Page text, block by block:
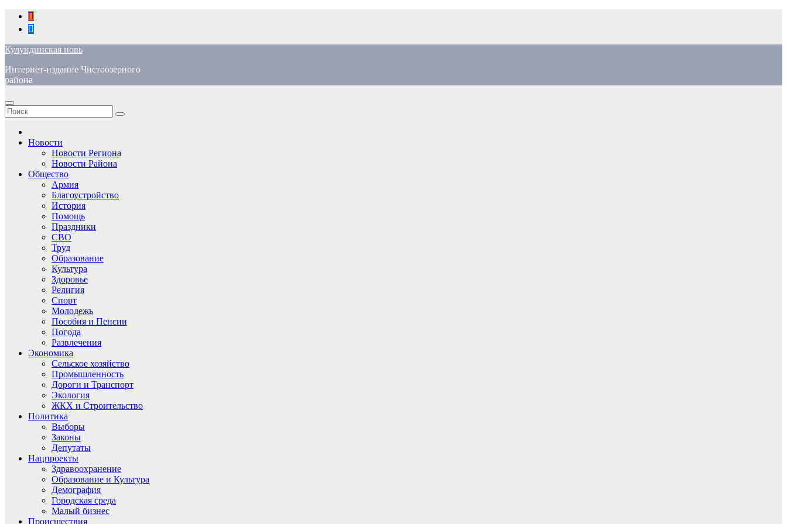
Перейти
содержимому
Кулундинская новь
Интернет-издание Чистоозерного
района
Новости
Новости Региона
Новости Района
Общество
Армия
Благоустройство
История
Помощь
Праздники
СВО
Труд
Образование
Культура
Здоровье
Религия
Спорт
Молодежь
Пособия и Пенсии
Погода
Развлечения
Экономика
Сельское хозяйство
Промышленность
Дороги и Транспорт
Экология
ЖКХ и Строительство
Политика
Выборы
Законы
Депутаты
Нацпроекты
Здравоохранение
Образование и Культура
Демография
Городская среда
Малый бизнес
Происшествия